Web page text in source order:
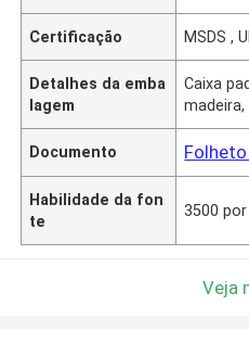
Certificação MSDS ,
Detalhes da emba
lagem
Caixa
madeira,
Documento
Habilidade da fon
te
3500
Veja